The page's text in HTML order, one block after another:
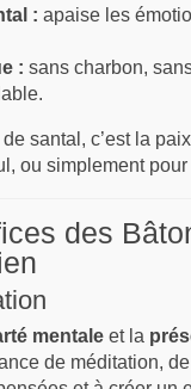
: apaise les
: sans charbon,
santal, c’est la
ou simplement
des
mentale et la
de méditation,